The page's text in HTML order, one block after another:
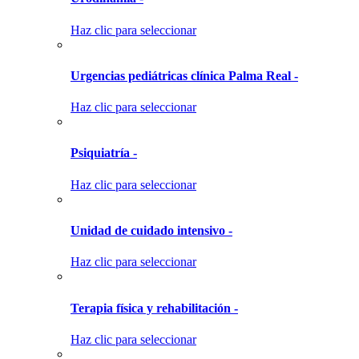
Haz clic para seleccionar
Urgencias pediátricas clínica Palma Real -
Haz clic para seleccionar
Psiquiatría -
Haz clic para seleccionar
Unidad de cuidado intensivo -
Haz clic para seleccionar
Terapia física y rehabilitación -
Haz clic para seleccionar